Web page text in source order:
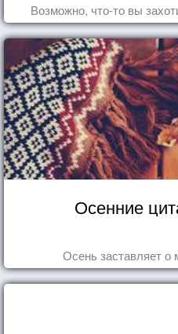
Возможно, что-то вы
Осенние
Осень заставляет о